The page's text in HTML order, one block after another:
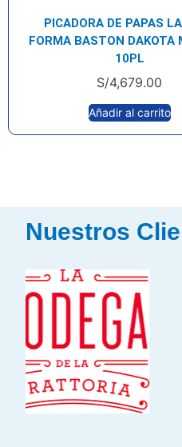
PICADORA DE PAPAS
FORMA BASTON DAKOTA
10PL
S/4,679.00
Añadir al carrito
Nuestros